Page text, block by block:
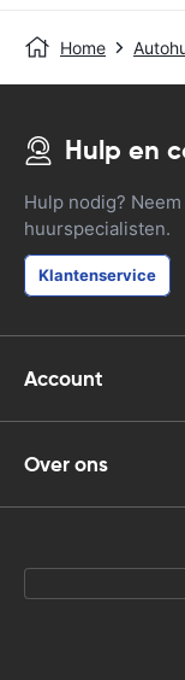
Home
Hulp en
Hulp nodig?
huurspecialisten.
Klantenservice
Account
Over ons